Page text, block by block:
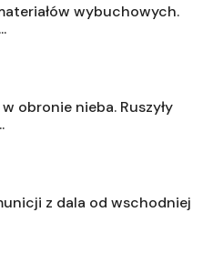
wybuchowych.
obronie nieba. Ruszyły
z dala od wschodniej